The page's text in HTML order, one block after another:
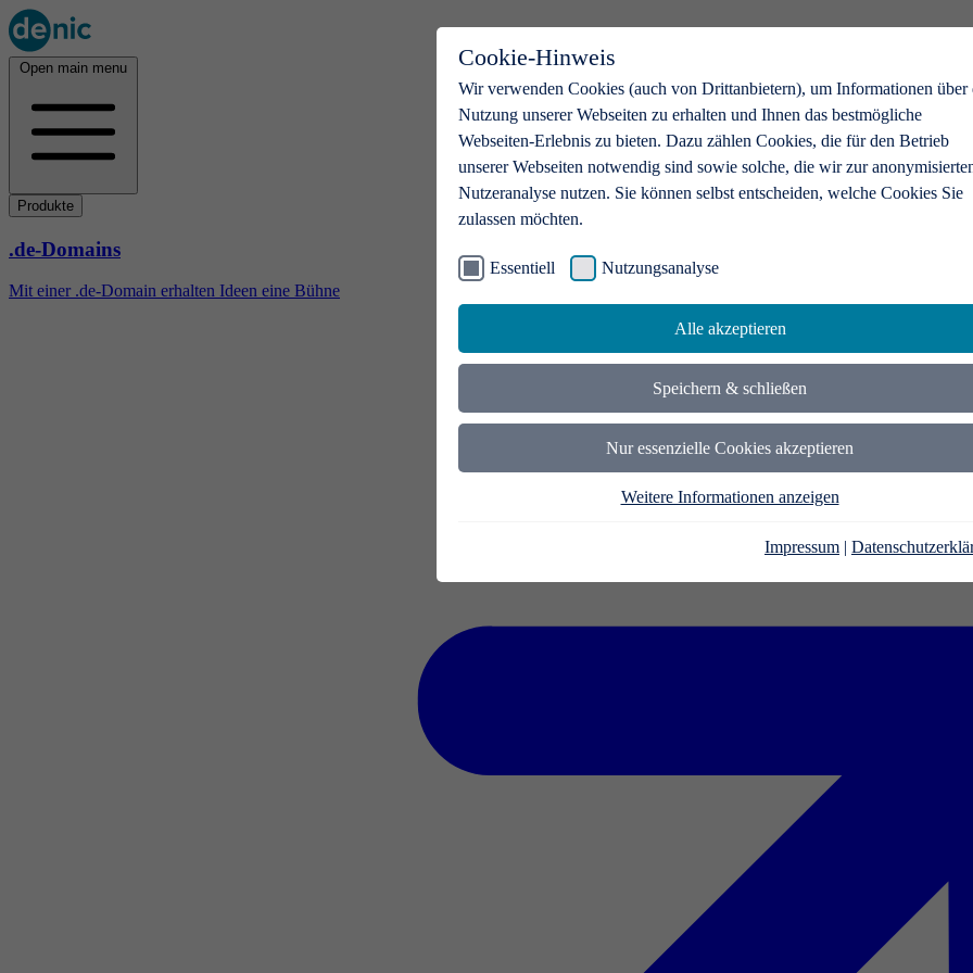
Cookie-Hinweis
Wir verwenden Cookies (auch von Drittanbietern), um Informationen über
Nutzung unserer Webseiten zu erhalten und Ihnen das bestmögliche
Webseiten-Erlebnis zu bieten. Dazu zählen Cookies, die für den Betrieb
unserer Webseiten notwendig sind sowie solche, die wir zur
Nutzeranalyse nutzen. Sie können selbst entscheiden, welche Cookies Sie
zulassen möchten.
Essentiell Nutzungsanalyse
Alle akzeptieren
Speichern & schließen
Nur essenzielle Cookies akzeptieren
Weitere Informationen anzeigen
Impressum |
Open main menu
Produkte
.de-Domains
Mit einer .de-Domain erhalten Ideen eine Bühne